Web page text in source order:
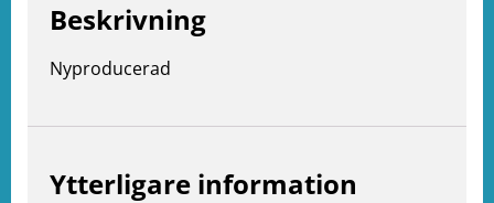
Beskrivning
Nyproducerad
Ytterligare information